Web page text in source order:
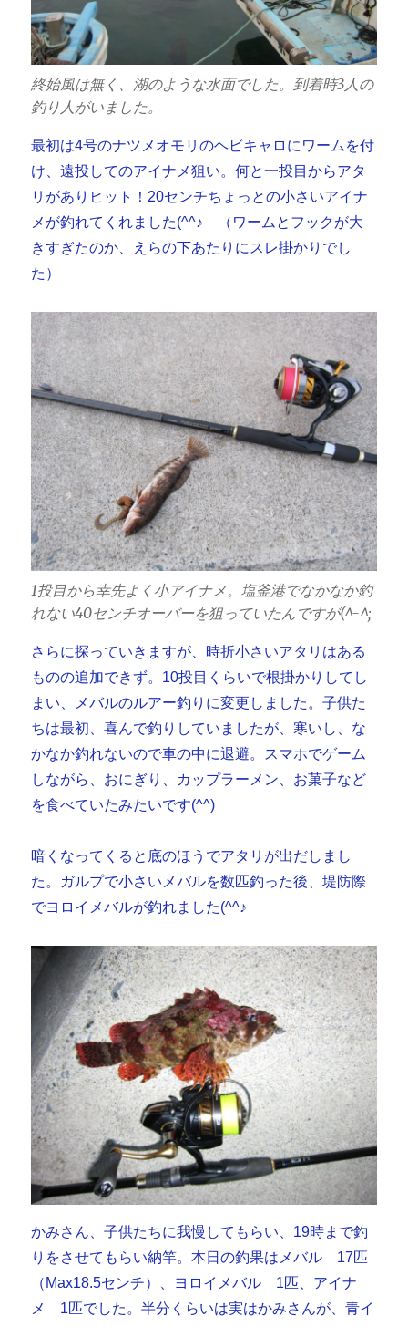
終始風は無く、湖のような水面でした。到着時3人の
釣り人がいました。
最初は4号のナツメオモリのヘビキャロにワームを付
け、遠投してのアイナメ狙い。何と一投目からアタ
リがありヒット！20センチちょっとの小さいアイナ
メが釣れてくれました(^^♪ （ワームとフックが大
きすぎたのか、えらの下あたりにスレ掛かりでし
た）
1投目から幸先よく小アイナメ。塩釜港でなかなか釣
れない40センチオーバーを狙っていたんですが(^-^;
さらに探っていきますが、時折小さいアタリはある
ものの追加できず。10投目くらいで根掛かりしてし
まい、メバルのルアー釣りに変更しました。子供た
ちは最初、喜んで釣りしていましたが、寒いし、な
かなか釣れないので車の中に退避。スマホでゲーム
しながら、おにぎり、カップラーメン、お菓子など
を食べていたみたいです(^^)
暗くなってくると底のほうでアタリが出だしまし
た。ガルプで小さいメバルを数匹釣った後、堤防際
でヨロイメバルが釣れました(^^♪
かみさん、子供たちに我慢してもらい、19時まで釣
りをさせてもらい納竿。本日の釣果はメバル 17匹
（Max18.5センチ）、ヨロイメバル 1匹、アイナ
メ 1匹でした。半分くらいは実はかみさんが、青イ